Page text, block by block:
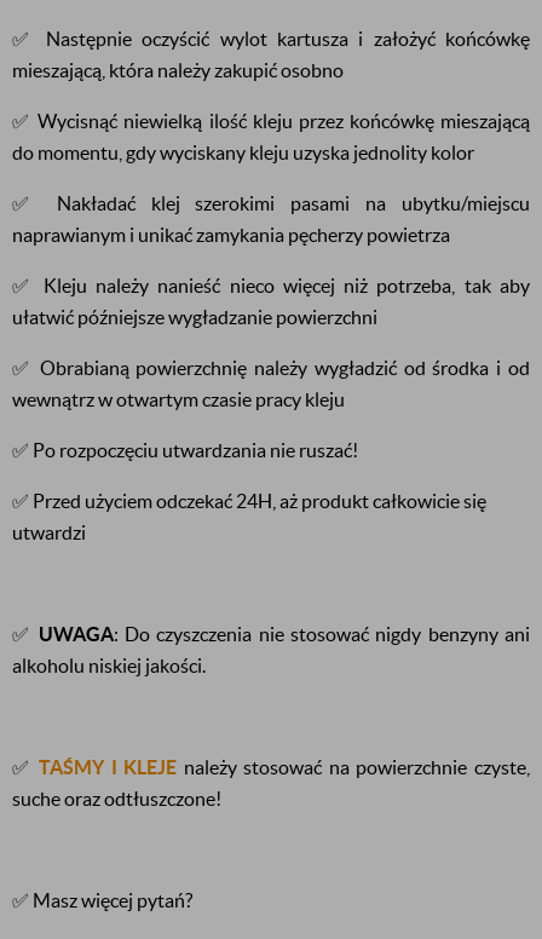
✅ Następnie oczyścić wylot kartusza i założyć końcówkę
mieszającą, która należy zakupić osobno
✅ Wycisnąć niewielką ilość kleju przez końcówkę mieszającą
do momentu, gdy wyciskany kleju uzyska jednolity kolor
✅ Nakładać klej szerokimi pasami na ubytku/miejscu
naprawianym i unikać zamykania pęcherzy powietrza
✅ Kleju należy nanieść nieco więcej niż potrzeba, tak aby
ułatwić późniejsze wygładzanie powierzchni
✅ Obrabianą powierzchnię należy wygładzić od środka i od
wewnątrz w otwartym czasie pracy kleju
✅ Po rozpoczęciu utwardzania nie ruszać!
✅ Przed użyciem odczekać 24H, aż produkt całkowicie się
utwardzi
✅ UWAGA: Do czyszczenia nie stosować nigdy benzyny ani
alkoholu niskiej jakości.
✅TAŚMY I KLEJE należy stosować na powierzchnie czyste,
suche oraz odtłuszczone!
✅ Masz więcej pytań?